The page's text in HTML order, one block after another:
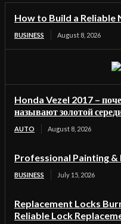
How to Build a Reliable
BUSINESS August 8, 2026
Honda Vezel 2017 –
называют золотой
AUTO August 8, 2026
Professional Painting
BUSINESS July 15, 2026
Replacement Locks
Reliable Lock